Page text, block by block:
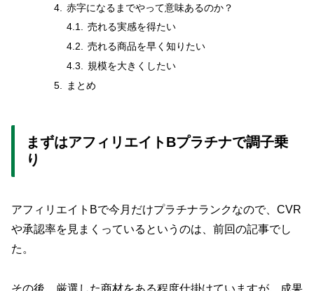
赤字になるまでやって意味あるのか？
売れる実感を得たい
売れる商品を早く知りたい
規模を大きくしたい
まとめ
まずはアフィリエイトBプラチナで調子乗
り
アフィリエイトBで今月だけプラチナランクなので、CVR
や承認率を見まくっているというのは、前回の記事でし
た。
その後、厳選した商材をある程度仕掛けていますが、成果